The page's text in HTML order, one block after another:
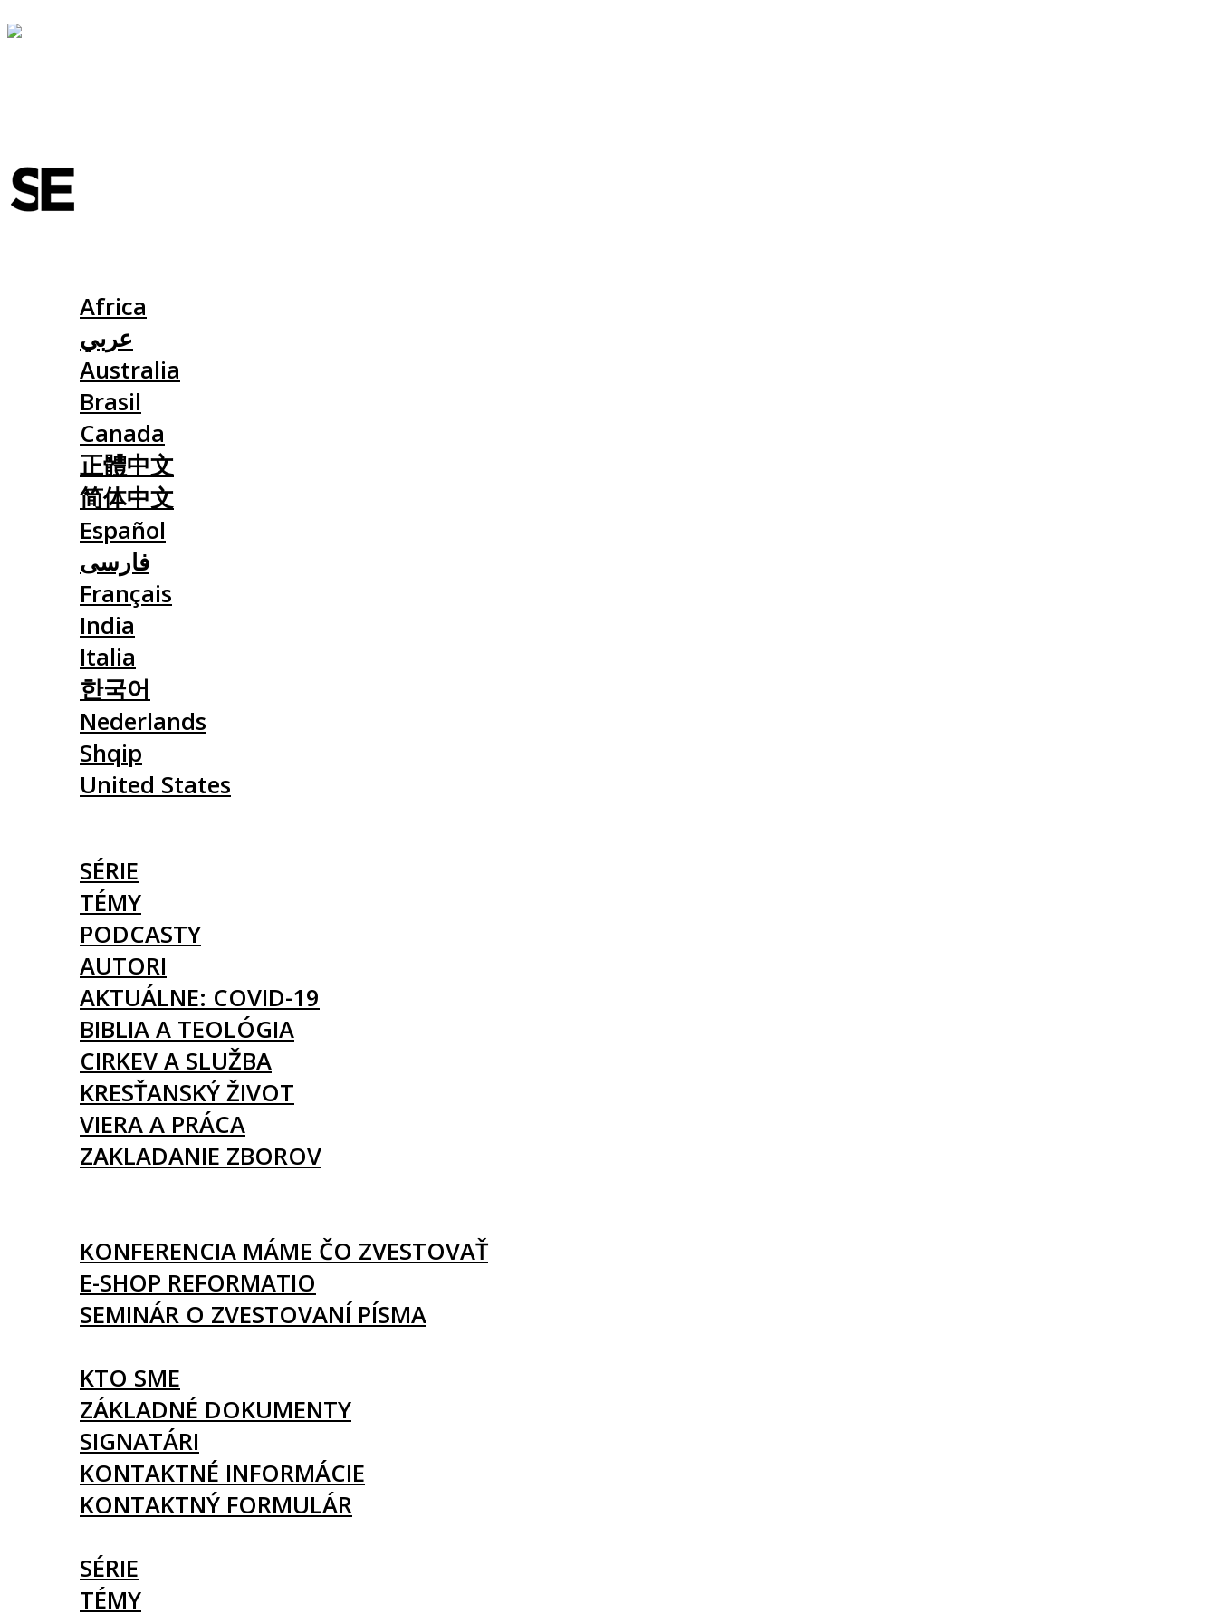
Africa
عربي
Australia
Brasil
Canada
正體中文
简体中文
Español
فارسی
Français
India
Italia
한국어
Nederlands
Shqip
United States
SÉRIE
TÉMY
PODCASTY
AUTORI
AKTUÁLNE: COVID-19
BIBLIA A TEOLÓGIA
CIRKEV A SLUŽBA
KRESŤANSKÝ ŽIVOT
VIERA A PRÁCA
ZAKLADANIE ZBOROV
KONFERENCIA MÁME ČO ZVESTOVAŤ
E-SHOP REFORMATIO
SEMINÁR O ZVESTOVANÍ PÍSMA
KTO SME
ZÁKLADNÉ DOKUMENTY
SIGNATÁRI
KONTAKTNÉ INFORMÁCIE
KONTAKTNÝ FORMULÁR
SÉRIE
TÉMY